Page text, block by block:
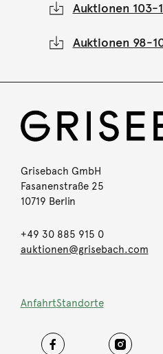
Auktionen 103-
Auktionen 98-
Grisebach GmbH
Fasanenstraße 25
10719 Berlin
+49 30 885 915 0
auktionen@grisebach.com
AnfahrtStandorte